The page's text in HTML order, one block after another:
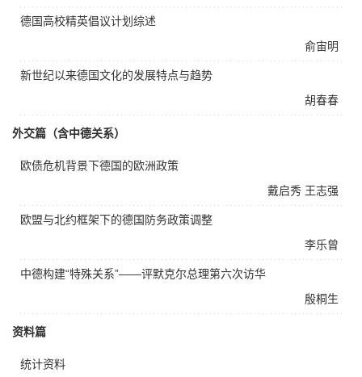
俞宙明
德国高校精英倡议计划综述
胡春春
新世纪以来德国文化的发展特点与趋势
外交篇（含中德关系）
戴启秀 王志强
欧债危机背景下德国的欧洲政策
李乐曾
欧盟与北约框架下的德国防务政策调整
殷桐生
中德构建“特殊关系”——评默克尔总理第六次访华
资料篇
统计资料